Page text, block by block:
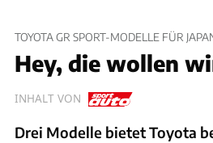
TOYOTA GR SPORT-MODELLE FÜR
Hey, die wollen
INHALT VON
Drei Modelle bietet Toyota